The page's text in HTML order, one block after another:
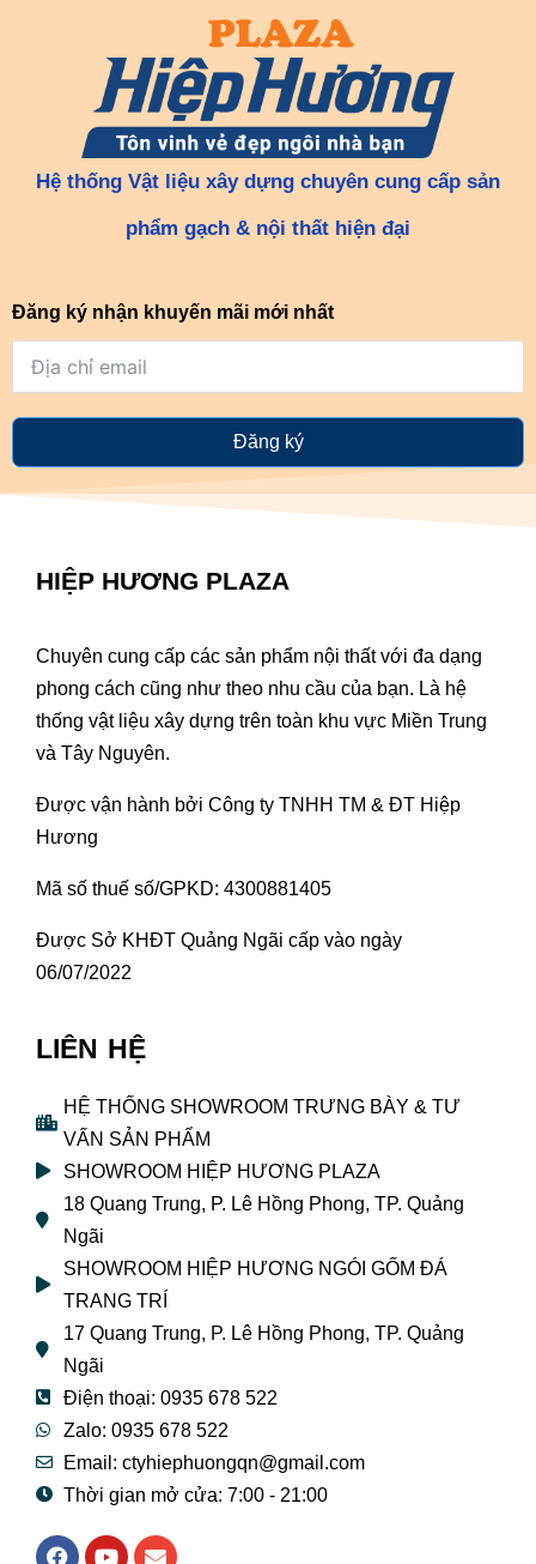
Hệ thống Vật liệu xây dựng chuyên cung cấp sản
phẩm gạch & nội thất hiện đại
Đăng ký nhận khuyến mãi mới nhất
Đăng ký
HIỆP HƯƠNG PLAZA
Chuyên cung cấp các sản phẩm nội thất với đa dạng
phong cách cũng như theo nhu cầu của bạn. Là hệ
thống vật liệu xây dựng trên toàn khu vực Miền Trung
và Tây Nguyên.
Được vận hành bởi Công ty TNHH TM & ĐT Hiệp
Hương
Mã số thuế số/GPKD: 4300881405
Được Sở KHĐT Quảng Ngãi cấp vào ngày
06/07/2022
LIÊN HỆ
HỆ THỐNG SHOWROOM TRƯNG BÀY & TƯ
VẤN SẢN PHẨM
SHOWROOM HIỆP HƯƠNG PLAZA
18 Quang Trung, P. Lê Hồng Phong, TP. Quảng
Ngãi
SHOWROOM HIỆP HƯƠNG NGÓI GỐM ĐÁ
TRANG TRÍ
17 Quang Trung, P. Lê Hồng Phong, TP. Quảng
Ngãi
Điện thoại: 0935 678 522
Zalo: 0935 678 522
Email: ctyhiephuongqn@gmail.com
Thời gian mở cửa: 7:00 - 21:00
F
Y
E